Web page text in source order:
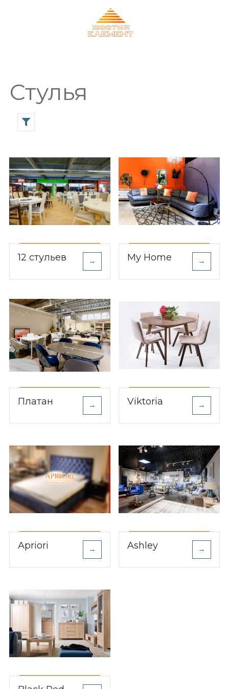
Стулья
12 стульев → My Home →
Платан → Viktoria →
Apriori → Ashley →